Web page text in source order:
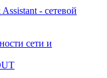
- сетевой
сети и